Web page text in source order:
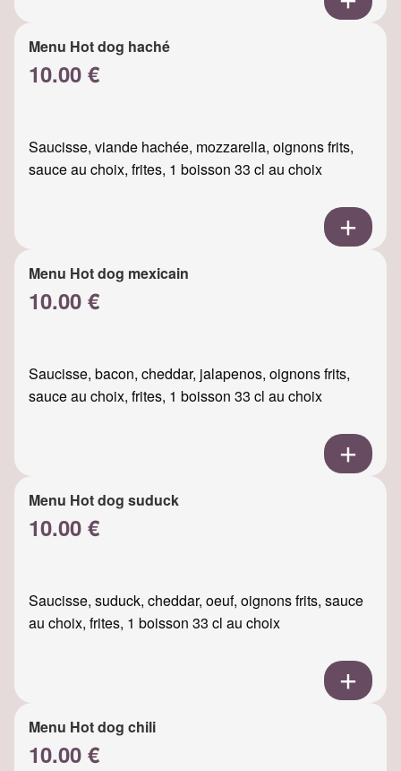
Menu Hot dog haché
10.00 €
Saucisse, viande hachée, mozzarella, oignons frits,
sauce au choix, frites, 1 boisson 33 cl au choix
Menu Hot dog mexicain
10.00 €
Saucisse, bacon, cheddar, jalapenos, oignons frits,
sauce au choix, frites, 1 boisson 33 cl au choix
Menu Hot dog suduck
10.00 €
Saucisse, suduck, cheddar, oeuf, oignons frits, sauce
au choix, frites, 1 boisson 33 cl au choix
Menu Hot dog chili
10.00 €